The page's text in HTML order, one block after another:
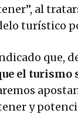
al
turístico
que,
el turismo
y